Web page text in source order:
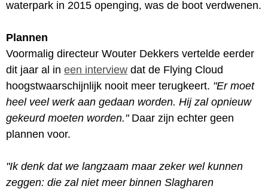
waterpark in 2015 openging, was de boot verdwenen.
Plannen
Voormalig directeur Wouter Dekkers vertelde eerder
dit jaar al in een interview dat de Flying Cloud
hoogstwaarschijnlijk nooit meer terugkeert. "Er moet
heel veel werk aan gedaan worden. Hij zal opnieuw
gekeurd moeten worden."Daar zijn echter geen
plannen voor.
"Ik denk dat we langzaam maar zeker wel kunnen
zeggen: die zal niet meer binnen Slagharen